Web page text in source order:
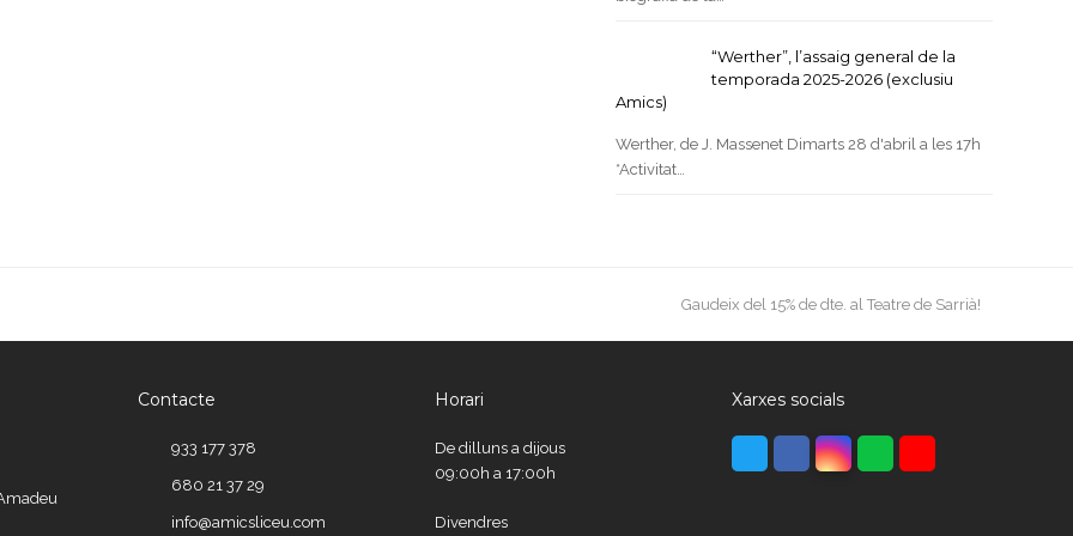
“Werther”, l’assaig general de la
temporada 2025-2026 (exclusiu
Amics)
Werther, de J. Massenet Dimarts 28 d'abril a les 17h
*Activitat…
next
Gaudeix del 15% de dte. al Teatre de Sarrià!
Contacte
933 177 378
680 21 37 29
info@amicsliceu.com
Horari
De dilluns a dijous
09:00h a 17:00h
Divendres
Xarxes socials
TwitterFacebook
Instagram